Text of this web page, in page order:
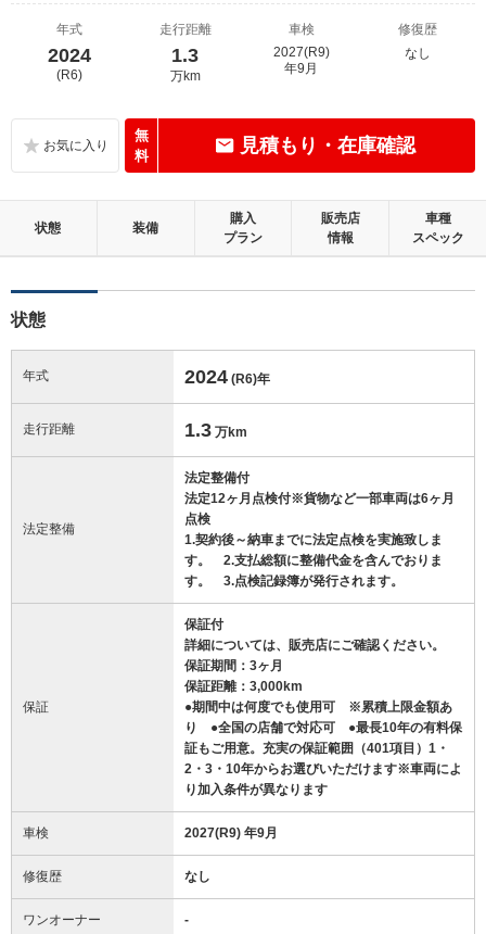
年式
2024
(R6)
走行距離
1.3
万km
車検
2027(R9)
年9月
修復歴
なし
無
料
見積もり・在庫確認
状態 装備
購入
プラン
販売店
情報
車種
スペック
状態
年式 2024 (R6)年
走行距離 1.3 万km
法定整備
法定整備付
法定12ヶ月点検付※貨物など一部車両は6ヶ月
点検
1.契約後～納車までに法定点検を実施致しま
す。 2.支払総額に整備代金を含んでおりま
す。 3.点検記録簿が発行されます。
保証
保証付
詳細については、販売店にご確認ください。
保証期間：3ヶ月
保証距離：3,000km
●期間中は何度でも使用可 ※累積上限金額あ
り ●全国の店舗で対応可 ●最長10年の有料保
証もご用意。充実の保証範囲（401項目）1・
2・3・10年からお選びいただけます※車両によ
り加入条件が異なります
車検 2027(R9) 年9月
修復歴 なし
ワンオーナー -